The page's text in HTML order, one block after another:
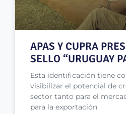
APAS Y CUPRA
SELLO “URUGUAY
Esta identificación tiene
visibilizar el potencial de
sector tanto para el
para la exportación